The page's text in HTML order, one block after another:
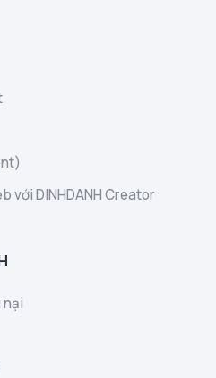
với DINHDANH Creator
nại